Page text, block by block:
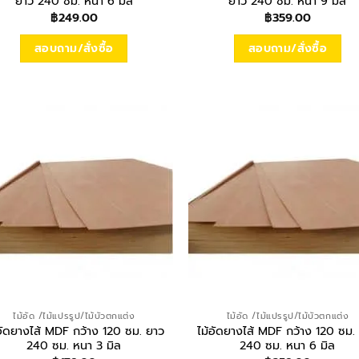
฿249.00
สอบถาม/สั่งซื้อ
฿359.00
สอบถาม/สั่งซื้อ
ไม้อัด /ไม้แปรรูป/ไม้บัวตกแต่ง
ดยางไส้ MDF กว้าง 120 ซม. ยาว
240 ซม. หนา 3 มิล
ไม้อัด /ไม้แปรรูป/ไม้บัวตกแต่ง
ไม้อัดยางไส้ MDF กว้าง 120 ซม.
240 ซม. หนา 6 มิล